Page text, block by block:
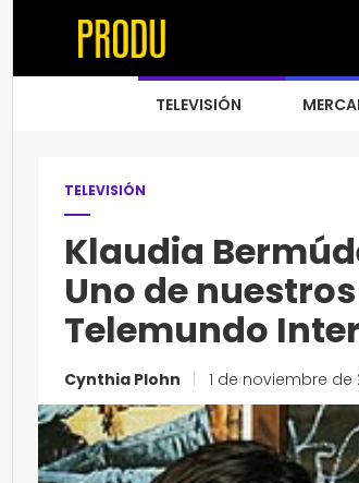
TELEVISIÓN
TELEVISIÓN
Klaudia
Uno de
Telemundo
Cynthia Plohn 1 de noviembre de